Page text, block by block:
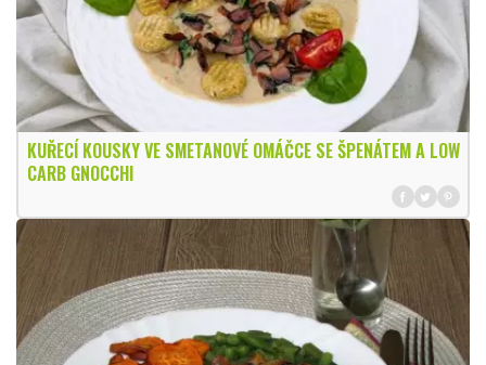
KUŘECÍ KOUSKY VE SMETANOVÉ OMÁČCE SE ŠPENÁTEM A LOW
CARB GNOCCHI